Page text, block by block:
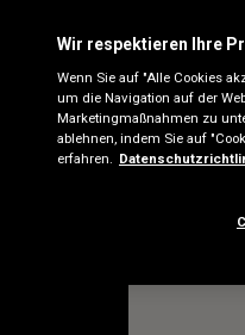
Wir respektieren Ihre
Wenn Sie auf "Alle Cookies
um die Navigation auf der
Marketingmaßnahmen zu
ablehnen, indem Sie auf
erfahren.